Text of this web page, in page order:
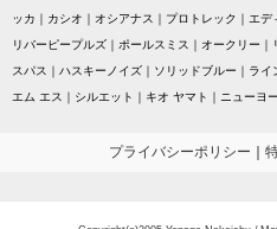
ッカ
カシオ オシアナス プロトレック エデ
リバーピープルズ
ポールスミス オークリー
スパス
ハスキーノイズ ソリッドブルー ライ
エム エス
シルエット キオ ヤマト ニューヨ
プライバシーポリシー